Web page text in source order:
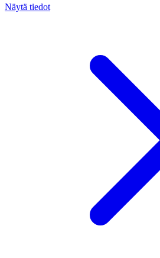
Näytä tiedot